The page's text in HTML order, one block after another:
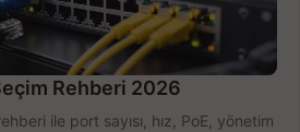
Rehberi 2026
ile port sayısı, hız, PoE, yönetim